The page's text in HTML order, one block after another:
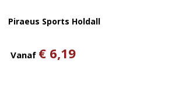
Piraeus Sports Holdall
Vanaf € 6,19